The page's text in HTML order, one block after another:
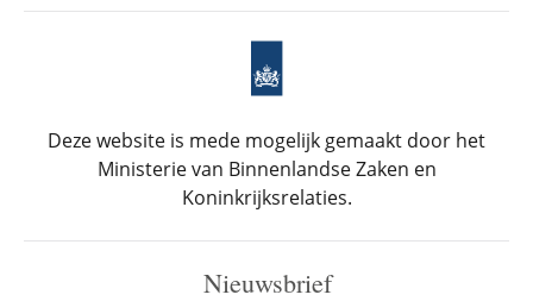
Deze website is mede mogelijk gemaakt door het
Ministerie van Binnenlandse Zaken en
Koninkrijksrelaties.
Nieuwsbrief